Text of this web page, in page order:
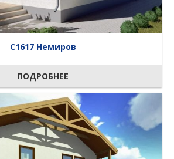
C1617 Немиров
ПОДРОБНЕЕ